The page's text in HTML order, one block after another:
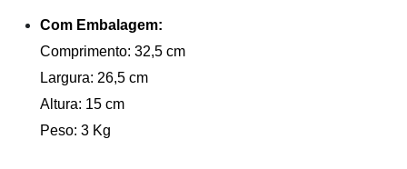
Com Embalagem:
Comprimento: 32,5 cm
Largura: 26,5 cm
Altura: 15 cm
Peso: 3 Kg